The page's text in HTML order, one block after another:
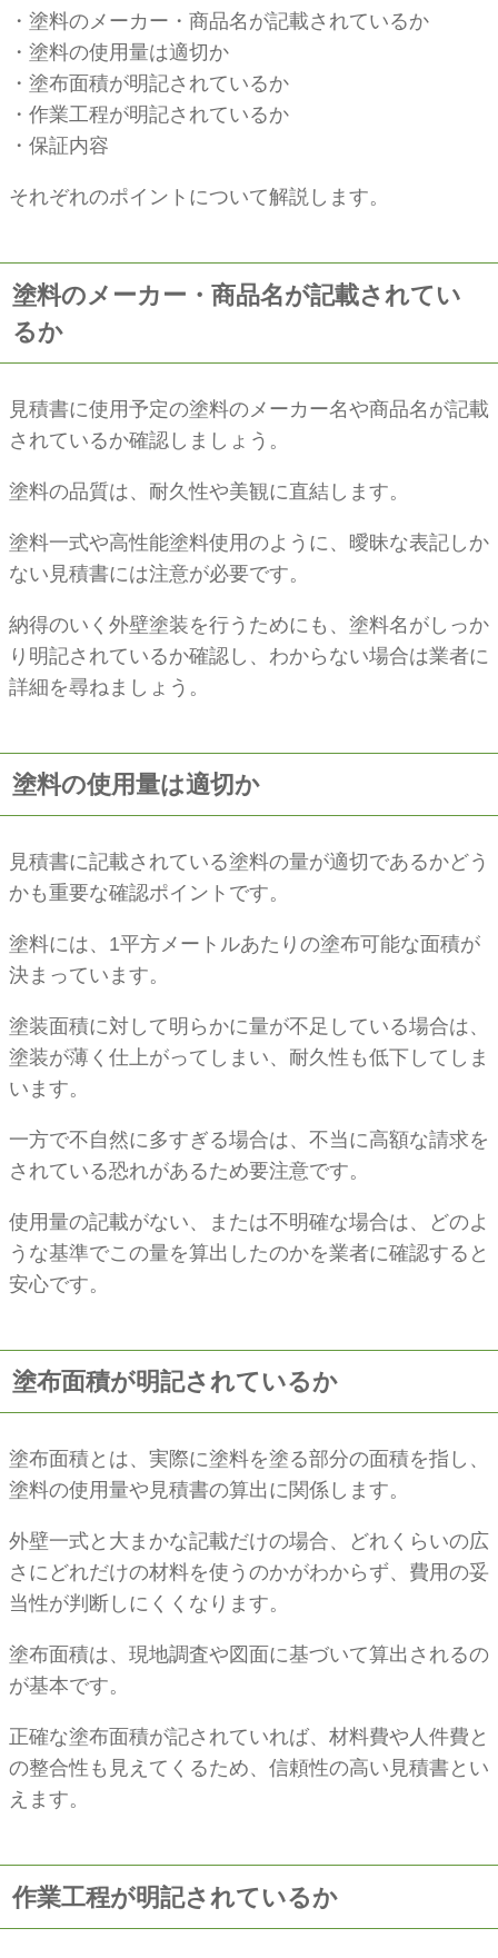
・塗料のメーカー・商品名が記載されているか
・塗料の使用量は適切か
・塗布面積が明記されているか
・作業工程が明記されているか
・保証内容
それぞれのポイントについて解説します。
塗料のメーカー・商品名が記載されてい
るか
見積書に使用予定の塗料のメーカー名や商品名が記載
されているか確認しましょう。
塗料の品質は、耐久性や美観に直結します。
塗料一式や高性能塗料使用のように、曖昧な表記しか
ない見積書には注意が必要です。
納得のいく外壁塗装を行うためにも、塗料名がしっか
り明記されているか確認し、わからない場合は業者に
詳細を尋ねましょう。
塗料の使用量は適切か
見積書に記載されている塗料の量が適切であるかどう
かも重要な確認ポイントです。
塗料には、1平方メートルあたりの塗布可能な面積が
決まっています。
塗装面積に対して明らかに量が不足している場合は、
塗装が薄く仕上がってしまい、耐久性も低下してしま
います。
一方で不自然に多すぎる場合は、不当に高額な請求を
されている恐れがあるため要注意です。
使用量の記載がない、または不明確な場合は、どのよ
うな基準でこの量を算出したのかを業者に確認すると
安心です。
塗布面積が明記されているか
塗布面積とは、実際に塗料を塗る部分の面積を指し、
塗料の使用量や見積書の算出に関係します。
外壁一式と大まかな記載だけの場合、どれくらいの広
さにどれだけの材料を使うのかがわからず、費用の妥
当性が判断しにくくなります。
塗布面積は、現地調査や図面に基づいて算出されるの
が基本です。
正確な塗布面積が記されていれば、材料費や人件費と
の整合性も見えてくるため、信頼性の高い見積書とい
えます。
作業工程が明記されているか